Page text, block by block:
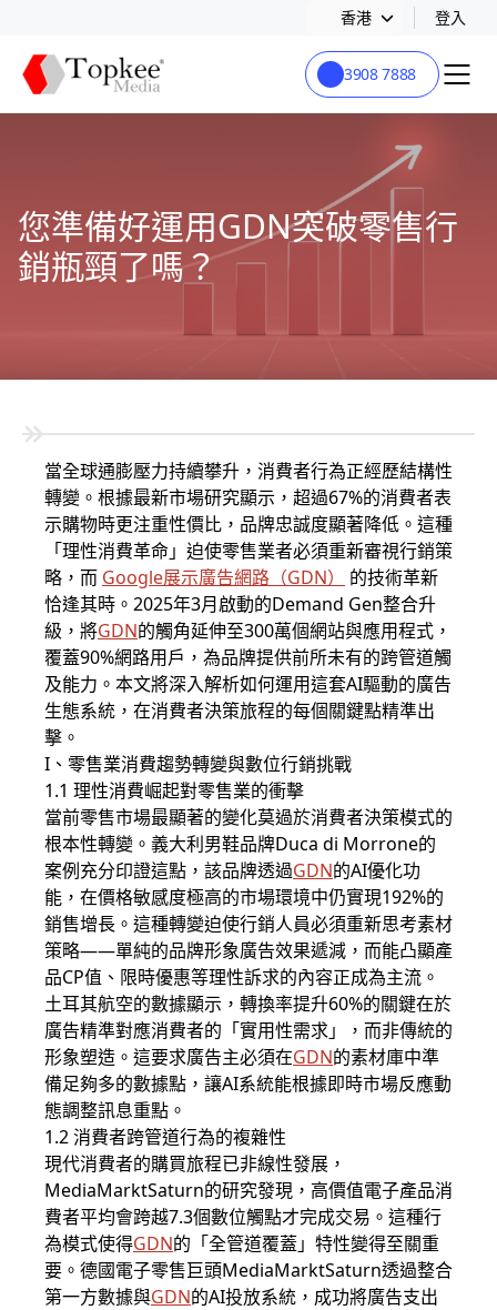
香港 登入
3908 7888
您準備好運用GDN突破零售行
銷瓶頸了嗎？
當全球通膨壓力持續攀升，消費者行為正經歷結構性
轉變。根據最新市場研究顯示，超過67%的消費者表
示購物時更注重性價比，品牌忠誠度顯著降低。這種
「理性消費革命」迫使零售業者必須重新審視行銷策
略，而 Google展示廣告網路（GDN）
的技術革新
恰逢其時。2025年3月啟動的Demand Gen整合升
級，將GDN的觸角延伸至300萬個網站與應用程式，
覆蓋90%網路用戶，為品牌提供前所未有的跨管道觸
及能力。本文將深入解析如何運用這套AI驅動的廣告
生態系統，在消費者決策旅程的每個關鍵點精準出
擊。
I、零售業消費趨勢轉變與數位行銷挑戰
1.1 理性消費崛起對零售業的衝擊
當前零售市場最顯著的變化莫過於消費者決策模式的
根本性轉變。義大利男鞋品牌Duca di Morrone的
案例充分印證這點，該品牌透過GDN的AI優化功
能，在價格敏感度極高的市場環境中仍實現192%的
銷售增長。這種轉變迫使行銷人員必須重新思考素材
策略——單純的品牌形象廣告效果遞減，而能凸顯產
品CP值、限時優惠等理性訴求的內容正成為主流。
土耳其航空的數據顯示，轉換率提升60%的關鍵在於
廣告精準對應消費者的「實用性需求」，而非傳統的
形象塑造。這要求廣告主必須在GDN的素材庫中準
備足夠多的數據點，讓AI系統能根據即時市場反應動
態調整訊息重點。
1.2 消費者跨管道行為的複雜性
現代消費者的購買旅程已非線性發展，
MediaMarktSaturn的研究發現，高價值電子產品消
費者平均會跨越7.3個數位觸點才完成交易。這種行
為模式使得GDN的「全管道覆蓋」特性變得至關重
要。德國電子零售巨頭MediaMarktSaturn透過整合
第一方數據與GDN的AI投放系統，成功將廣告支出